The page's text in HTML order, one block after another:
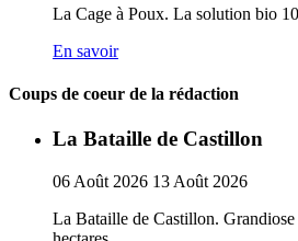
La Cage à Poux. La solution bio
En savoir
Coups de coeur de la rédaction
La Bataille de Castillon
06 Août 2026 13 Août 2026
La Bataille de Castillon.